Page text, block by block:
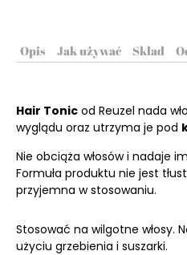
Opis Jak używać Skład
Hair Tonic od Reuzel nada
wyglądu oraz utrzyma je pod
Nie obciąża włosów i nadaje
Formuła produktu nie jest
przyjemna w stosowaniu.
Stosować na wilgotne włosy.
użyciu grzebienia i suszarki.